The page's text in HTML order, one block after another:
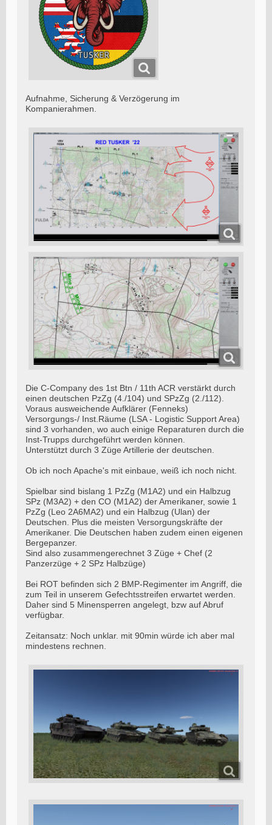
Aufnahme, Sicherung & Verzögerung im
Kompanierahmen.
Die C-Company des 1st Btn / 11th ACR verstärkt durch
einen deutschen PzZg (4./104) und SPzZg (2./112).
Voraus ausweichende Aufklärer (Fenneks)
Versorgungs-/ Inst.Räume (LSA - Logistic Support Area)
sind 3 vorhanden, wo auch einige Reparaturen durch die
Inst-Trupps durchgeführt werden können.
Unterstützt durch 3 Züge Artillerie der deutschen.
Ob ich noch Apache's mit einbaue, weiß ich noch nicht.
Spielbar sind bislang 1 PzZg (M1A2) und ein Halbzug
SPz (M3A2) + den CO (M1A2) der Amerikaner, sowie 1
PzZg (Leo 2A6MA2) und ein Halbzug (Ulan) der
Deutschen. Plus die meisten Versorgungskräfte der
Amerikaner. Die Deutschen haben zudem einen eigenen
Bergepanzer.
Sind also zusammengerechnet 3 Züge + Chef (2
Panzerzüge + 2 SPz Halbzüge)
Bei ROT befinden sich 2 BMP-Regimenter im Angriff, die
zum Teil in unserem Gefechtsstreifen erwartet werden.
Daher sind 5 Minensperren angelegt, bzw auf Abruf
verfügbar.
Zeitansatz: Noch unklar. mit 90min würde ich aber mal
mindestens rechnen.